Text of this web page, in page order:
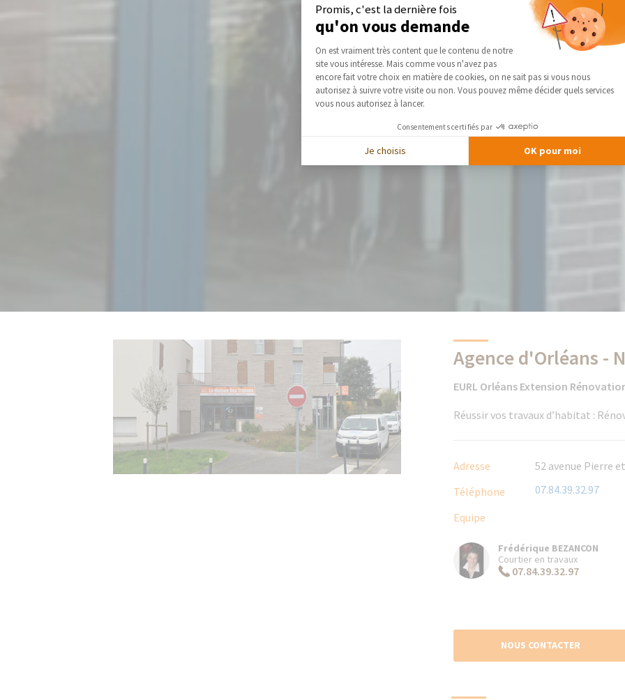
Agence d'Orléans -
EURL Orléans Extension
Réussir vos travaux d’habitat :
Adresse
52 avenue Pierre
Téléphone
07.84.39.32.97
Equipe
Frédérique BEZANCON
Courtier en travaux
07.84.39.32.97
NOUS CONTACTER
Promis, c'est la dernière fois
qu'on vous demande
Plateforme de Gestion du Consentement :
On est vraiment très content que le contenu de notre
site vous intéresse. Mais comme vous n'avez pas
encore fait votre choix en matière de cookies, on ne sait pas si vous nous
autorisez à suivre votre visite ou non. Vous pouvez même décider quels services
vous nous autorisez à lancer.
Consentements certifiés par
Je choisis OK pour moi
Axeptio consent